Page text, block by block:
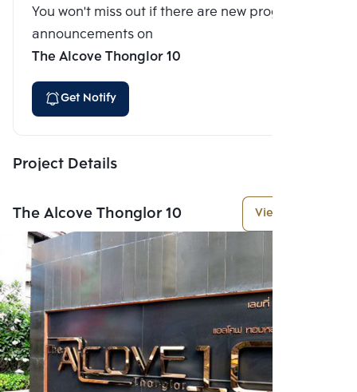
You won't miss out if there are new program
announcements on
The Alcove Thonglor 10
Get Notify
Project Details
The Alcove Thonglor 10 View More